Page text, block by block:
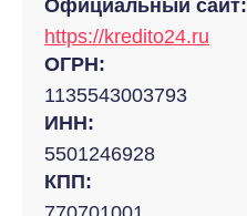
Официальный сайт:
https://kredito24.ru
ОГРН:
1135543003793
ИНН:
5501246928
КПП: